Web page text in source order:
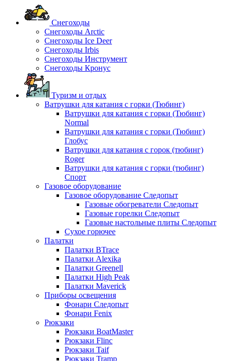
Снегоходы
Снегоходы Arctic
Снегоходы Ice Deer
Снегоходы Irbis
Снегоходы Инструмент
Снегоходы Кронус
Туризм и отдых
Ватрушки для катания с горки (Тюбинг)
Ватрушки для катания с горки (Тюбинг)
Normal
Ватрушки для катания с горки (Тюбинг)
Глобус
Ватрушки для катания с горок (тюбинг)
Roger
Ватрушки для катания с горки (тюбинг)
Спорт
Газовое оборудование
Газовое оборудование Следопыт
Газовые обогреватели Следопыт
Газовые горелки Следопыт
Газовые настольные плиты Следопыт
Сухое горючее
Палатки
Палатки BTrace
Палатки Alexika
Палатки Greenell
Палатки High Peak
Палатки Maverick
Приборы освещения
Фонари Следопыт
Фонари Fenix
Рюкзаки
Рюкзаки BoatMaster
Рюкзаки Flinc
Рюкзаки Taif
Рюкзаки Tramp